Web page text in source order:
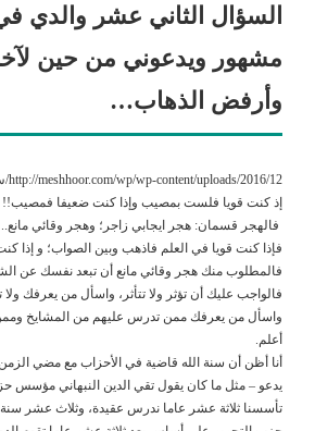
السؤال الثاني عشر والدي
مشهور ويدعوني من حين
وأرفض الذهاب…
http://meshhoor.com/wp/wp-content/uploads/2016/12/س-12.mp3الجواب:
إذ كنت قويا فلست بمصيب وإذا كنت ضعيفا فمصيب!!
فالهجر قسمان: هجر ايجابي زاجر؛ وهجر وقائي مانع..
فإذا كنت قويا في العلم فاذهب وبين الصواب؛ و إذا
فالمطلوب منك هجر وقائي مانع أن تبعد نفسك عن
فالواجب عليك أن تؤثر ولا تتأثر، واسأل من يعرفك
واسأل من يعرفك ممن تدرس عليهم من المشايخ وممن
أعلم.
أنا أظن أن سنة الله قاضية في الأحزاب مع مضي
يدعو – مثل ما كان يقول تقي الدين النبهاني مؤسس
تأسسنا ثلاثة عشر عاما ندرس عقيدة، وثلاث عشر سنة